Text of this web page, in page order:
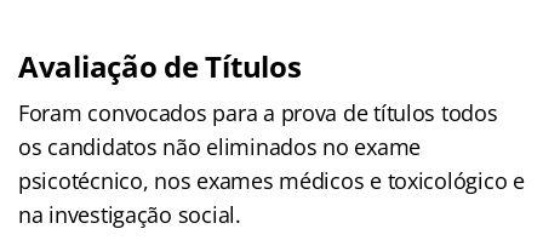
Avaliação de Títulos
Foram convocados para a prova de títulos todos
os candidatos não eliminados no exame
psicotécnico, nos exames médicos e toxicológico e
na investigação social.